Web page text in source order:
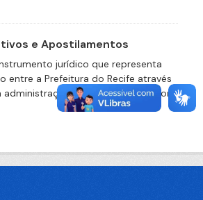
e Apostilamentos
jurídico que representa
entre a Prefeitura do Recife através
administração direta ou indireta com